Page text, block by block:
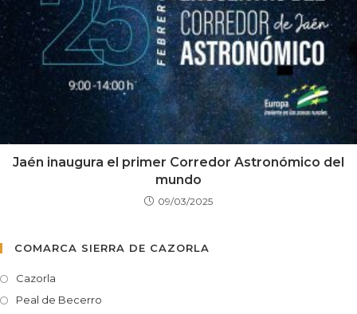
Jaén inaugura el primer Corredor Astronómico del
mundo
09/03/2025
COMARCA SIERRA DE CAZORLA
Cazorla
Peal de Becerro